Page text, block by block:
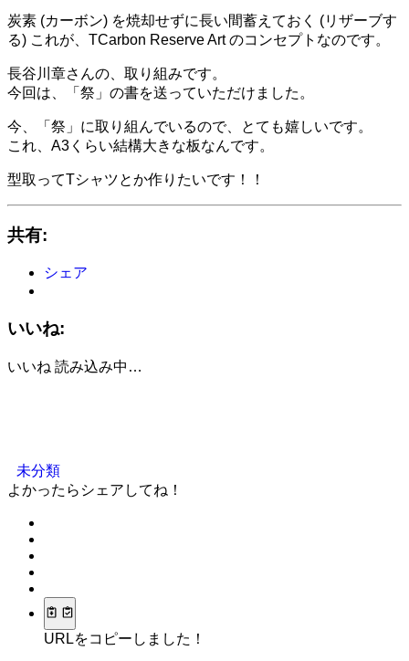
炭素 (カーボン) を焼却せずに長い間蓄えておく (リザーブす
る) これが、TCarbon Reserve Art のコンセプトなのです。
長谷川章さんの、取り組みです。
今回は、「祭」の書を送っていただけました。
今、「祭」に取り組んでいるので、とても嬉しいです。
これ、A3くらい結構大きな板なんです。
型取ってTシャツとか作りたいです！！
共有:
シェア
いいね:
いいね 読み込み中…
未分類
よかったらシェアしてね！
URLをコピーしました！